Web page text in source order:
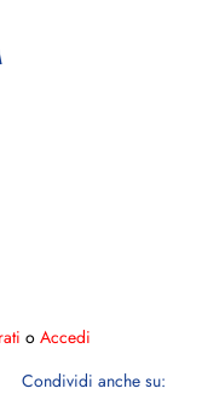
o Accedi
Condividi anche su: